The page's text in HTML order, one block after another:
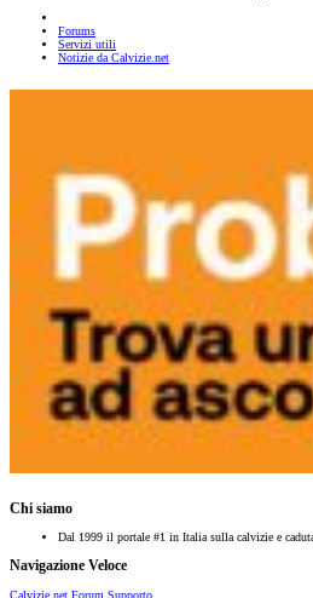
Forums
Servizi utili
Notizie da Calvizie.net
Chi siamo
Dal 1999 il portale #1 in Italia sulla calvizie e
Navigazione Veloce
Calvizie.net Forum Supporto